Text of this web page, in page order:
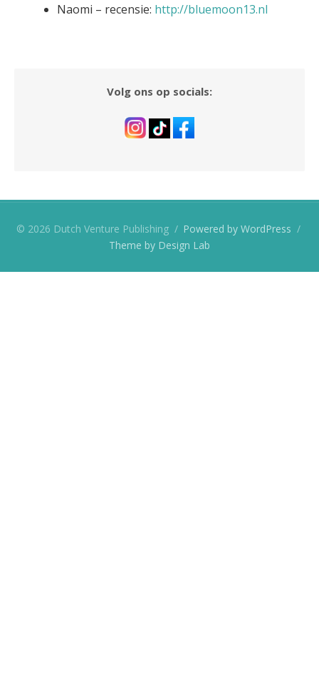
Naomi – recensie: http://bluemoon13.nl
Volg ons op socials:
© 2026 Dutch Venture Publishing / Powered by WordPress /
Theme by Design Lab